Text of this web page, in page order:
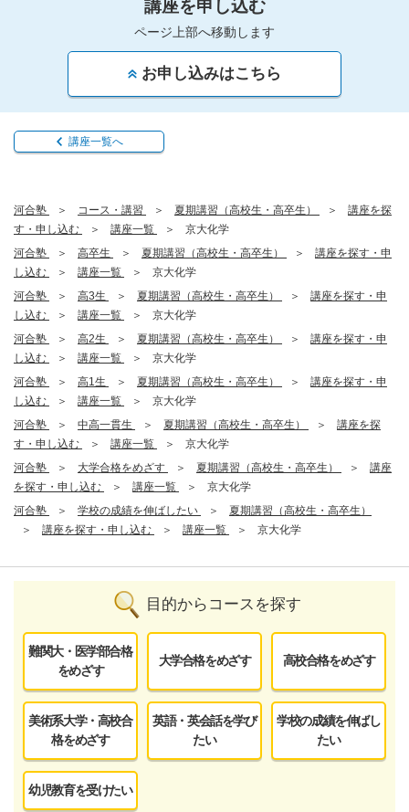
講座を申し込む
ページ上部へ移動します
お申し込みはこちら
講座一覧へ
河合塾 コース・講習 夏期講習（高校生・高卒生）
講座を探
す・申し込む
講座一覧
京大化学
河合塾
高卒生 夏期講習（高校生・高卒生）
講座を探す・申
し込む
講座一覧
京大化学
河合塾
高3生 夏期講習（高校生・高卒生）
講座を探す・申
し込む
講座一覧
京大化学
河合塾
高2生 夏期講習（高校生・高卒生）
講座を探す・申
し込む
講座一覧
京大化学
河合塾
高1生 夏期講習（高校生・高卒生）
講座を探す・申
し込む
講座一覧
京大化学
河合塾
中高一貫生 夏期講習（高校生・高卒生）
講座を探
す・申し込む
講座一覧
京大化学
河合塾
大学合格をめざす 夏期講習（高校生・高卒生）
講座
を探す・申し込む
講座一覧
京大化学
河合塾
学校の成績を伸ばしたい
夏期講習（高校生・高卒生）
講座を探す・申し込む
講座一覧 京大化学
目的からコースを探す
難関大・医学部合格
をめざす
大学合格をめざす 高校合格をめざす
美術系大学・高校合
格をめざす
英語・英会話を学び
たい
学校の成績を伸ばし
たい
幼児教育を受けたい